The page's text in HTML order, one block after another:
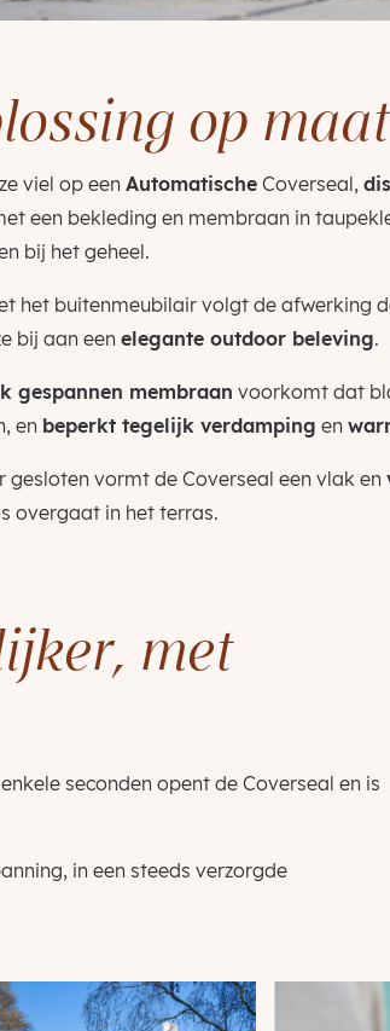
op maat
viel op een AutomatischeCoverseal,
een bekleding en membraan in
bij het geheel.
het buitenmeubilair volgt de afwerking
bij aan een elegante outdoor beleving.
gespannen membraan voorkomt dat
en beperkt tegelijk verdamping en
gesloten vormt de Coverseal een vlak en
overgaat in het terras.
met
seconden opent de Coverseal en is
in een steeds verzorgde